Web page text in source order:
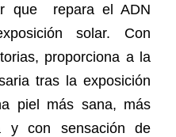
que repara el ADN
solar. Con
proporciona a la
tras la exposición
piel más sana, más
y con sensación de